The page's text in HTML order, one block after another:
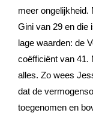
meer ongelijkheid.
Gini van 29 en die
lage waarden: de
coëfficiënt van 41.
alles. Zo wees
dat de
toegenomen en